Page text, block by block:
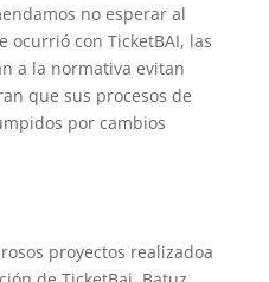
no esperar al
con TicketBAI, las
a la normativa evitan
que sus procesos de
por cambios
proyectos realizadoa